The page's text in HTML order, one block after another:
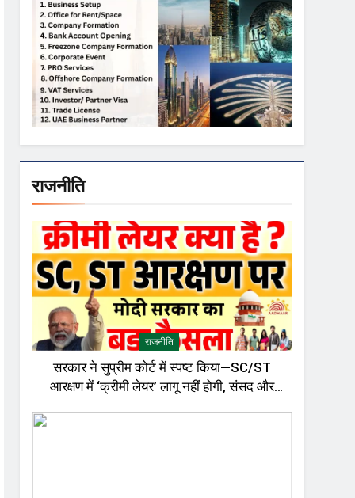
राजनीति
राजनीति
सरकार ने सुप्रीम कोर्ट में स्पष्ट किया—SC/ST
आरक्षण में ‘क्रीमी लेयर’ लागू नहीं होगी, संसद और